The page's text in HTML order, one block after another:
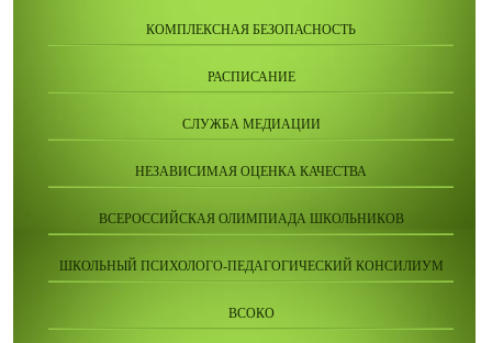
КОМПЛЕКСНАЯ БЕЗОПАСНОСТЬ
РАСПИСАНИЕ
СЛУЖБА МЕДИАЦИИ
НЕЗАВИСИМАЯ ОЦЕНКА КАЧЕСТВА
ВСЕРОССИЙСКАЯ ОЛИМПИАДА ШКОЛЬНИКОВ
ШКОЛЬНЫЙ ПСИХОЛОГО-ПЕДАГОГИЧЕСКИЙ КОНСИЛИУМ
ВСОКО